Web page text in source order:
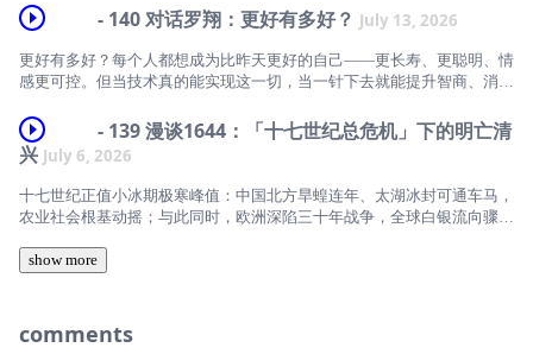
陆晔：复旦大学新闻学院教授、博士生导师，主要研究数字新闻生产、受
众研究与公共艺术传播。
陈碧：中国政法大学副教授，法学学者，《历史学人》主播。
【时间轴】
01:50 从一次网暴谈“你不配”的人格贬损
06:39 羞辱在哪里发生：国家惩罚与社会规训的两种场域
19:29 为什么人们会参与羞辱：围观、归属感与共同体的边界
与大连又为何成为日俄争夺的前线？从克里米亚战争、甲午战争，到日俄
20世纪上半叶的欧亚权力争夺。
李礼，历史学者，博士。新近出版《失败：1891—1900 清王朝的变革、
战争与排外》。
高海博，媒体人，历史学人主编。
本期为付费节目
🔔建议网页渠道购买，可以省去 30% 苹果手续费！
阿伦特。
本期《历史学人》，主播陈碧对谈政治哲学学者、阿伦特《心智生活》译
者仲树。节目从阿伦特为何在中美两国分别掀起热潮谈起：艾希曼是否真
自由理念有何不同？与施克莱的思想分歧又体现在哪里？当"不被骂"成了
说话的最高标准，我们是否早已放弃了判断？
02:22 特朗普时代下的"阿伦特热"
05:44 中文语境中的"阿伦特热"：从"平庸之恶"到女性思想家
12:21 阿伦特的公私分界：爱情、诗歌与私人空间
- 140 对话罗翔：更好有多好？ July 13, 2026
更好有多好？每个人都想成为比昨天更好的自己——更长寿、更聪明、情
感更可控。但当技术真的能实现这一切，当一针下去就能提升智商、消除
本期《历史学人》，主播陈碧对谈中国政法大学教授罗翔，从德国伦理哲
学家迈克尔·豪斯克勒的新作《更好有多好？理解人类增强计划》出发，
讨论人类增强技术背后的哲学困境：当"变好"成为一种强制逻辑，当道德
可以被药物设定，当努力只剩下结果本位——我们追求的究竟是更好的
人，还是更好用的机器？
【本期嘉宾】
等。
- 139 漫谈1644：「十七世纪总危机」下的明亡清
兴 July 6, 2026
十七世纪正值小冰期极寒峰值：中国北方旱蝗连年、太湖冰封可通车马，
农业社会根基动摇；与此同时，欧洲深陷三十年战争，全球白银流向骤然
机"。
有明朝？王朝溃败，该向外归因，还是向内追问？
show more
comments